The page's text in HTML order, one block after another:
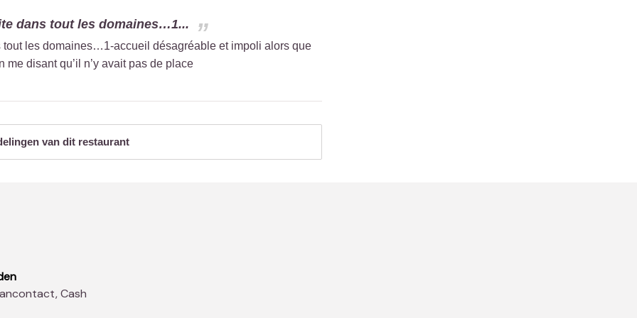
dans tout les domaines…1...
tout les domaines…1-accueil désagréable et impoli alors que
me disant qu’il n’y avait pas de place
van dit restaurant
Cash